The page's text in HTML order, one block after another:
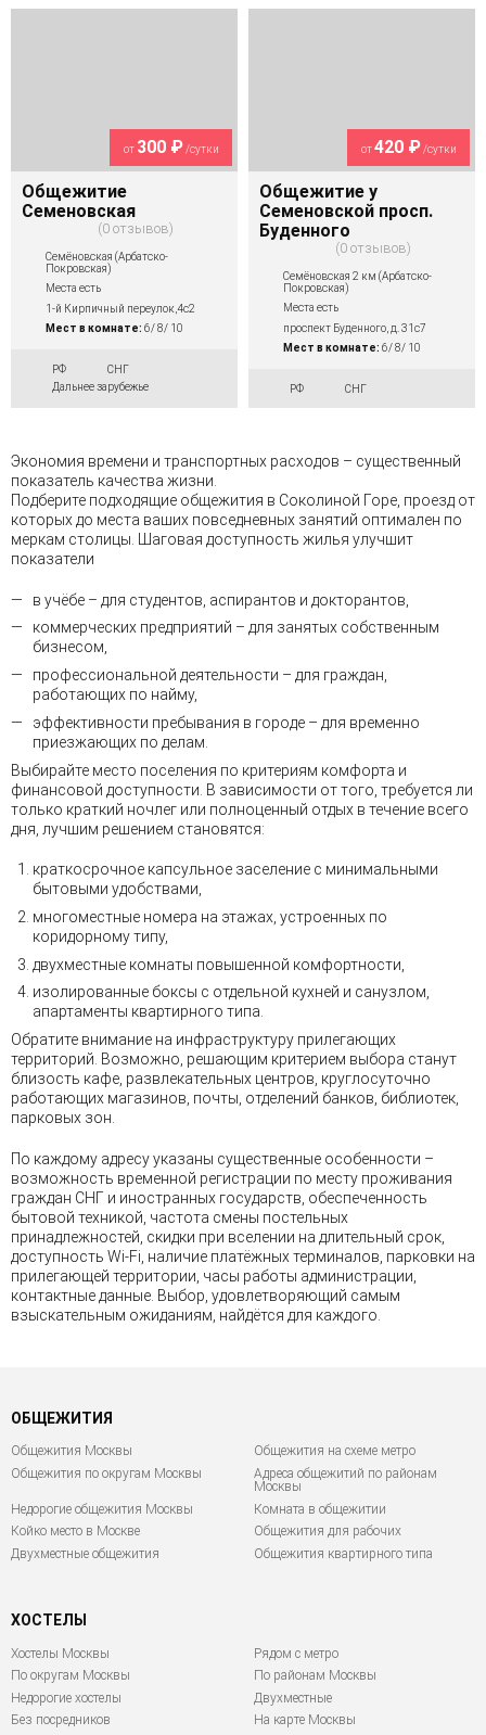
от 300 ₽/сутки
Общежитие
Семеновская
0 отзывов
Семёновская (Арбатско-
Покровская)
Места есть
1-й Кирпичный переулок,4с2
Мест в комнате: 6/ 8/ 10
РФ
СНГ
Дальнее зарубежье
от420 ₽/сутки
Общежитие у
Семеновской просп.
Буденного
0 отзывов
Семёновская 2 км (Арбатско-
Покровская)
Места есть
проспект Буденного, д. 31с7
Мест в комнате: 6/ 8/ 10
РФ СНГ
Экономия времени и транспортных расходов – существенный
показатель качества жизни.
Подберите подходящие общежития в Соколиной Горе, проезд от
которых до места ваших повседневных занятий оптимален по
меркам столицы. Шаговая доступность жилья улучшит
показатели
в учёбе – для студентов, аспирантов и докторантов,
коммерческих предприятий – для занятых собственным
бизнесом,
профессиональной деятельности – для граждан,
работающих по найму,
эффективности пребывания в городе – для временно
приезжающих по делам.
Выбирайте место поселения по критериям комфорта и
финансовой доступности. В зависимости от того, требуется ли
только краткий ночлег или полноценный отдых в течение всего
дня, лучшим решением становятся:
краткосрочное капсульное заселение с минимальными
бытовыми удобствами,
многоместные номера на этажах, устроенных по
коридорному типу,
двухместные комнаты повышенной комфортности,
изолированные боксы с отдельной кухней и санузлом,
апартаменты квартирного типа.
Обратите внимание на инфраструктуру прилегающих
территорий. Возможно, решающим критерием выбора станут
близость кафе, развлекательных центров, круглосуточно
работающих магазинов, почты, отделений банков, библиотек,
парковых зон.
По каждому адресу указаны существенные особенности –
возможность временной регистрации по месту проживания
граждан СНГ и иностранных государств, обеспеченность
бытовой техникой, частота смены постельных
принадлежностей, скидки при вселении на длительный срок,
доступность Wi-Fi, наличие платёжных терминалов, парковки на
прилегающей территории, часы работы администрации,
контактные данные. Выбор, удовлетворяющий самым
взыскательным ожиданиям, найдётся для каждого.
ОБЩЕЖИТИЯ
Общежития Москвы
Общежития на схеме метро
Общежития по округам Москвы
Адреса общежитий по районам
Москвы
Недорогие общежития Москвы
Комната в общежитии
Койко место в Москве
Общежития для рабочих
Двухместные общежития
Общежития квартирного типа
ХОСТЕЛЫ
Хостелы Москвы
По округам Москвы
Недорогие хостелы
Без посредников
Рядом с метро
По районам Москвы
Двухместные
На карте Москвы